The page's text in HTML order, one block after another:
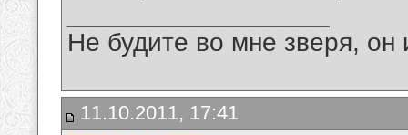
Не будите во мне зверя, он
11.10.2011, 17:41